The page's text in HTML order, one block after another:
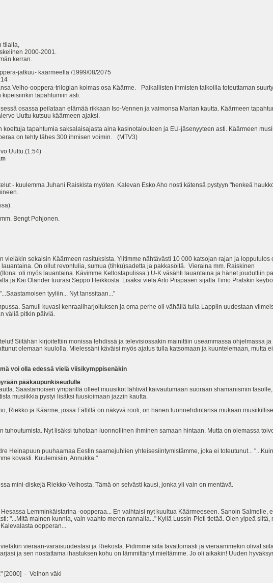
tilalla,
2000-2001.
kerran.
jatkuu- kaarmeella /1999/08/2075
Velho-ooppera-trilogian kolmas osa Käärme. Paikallisten ihmisten talkoilla toteuttaman
kipeisiinkin tapahtumiin asti.
osassa peilataan elämää rikkaan Iso-Vennen ja vaimonsa Marian kautta. Käärmeen
Uuttu kutsuu käärmeen ajaksi.
tapahtumia saksalaisajasta aina kasinotalouteen ja EU-jäsenyyteen asti. Käärmeen
on tehty lähes 300 ihmisen voimin. (MTV3)
Uuttu.(1:54)
kuulemma Juhani Raiskista myöten. Kalevan Esko Aho nosti kätensä pystyyn "henkeä
Bengt Pohjonen.
sekaisin Käärmeen rasituksista. Ylitimme nähtävästi 10 000 katsojan rajan ja lopputulos
On ollut revontulia, sumua (tihku)sadetta ja pakkasöitä. Vieraina mm. Raiskinen
oli myös lauantaina. Kävimme Kellostapulissa.) U-K väsähti lauantaina ja hänet jouduttiin
ja Kai Olander tuurasi Seppo Heikkosta. Lisäksi vielä Arto Piispasen sijalla Timo Pratskin
tyyliin... Nyt tanssitaan..."
Samuli kuvasi kenraaliharjoituksen ja oma perhe oli vähällä tulla Lappiin uudestaan
väliä pitkin päiviä.
Siitähän kirjoitettiin monissa lehdissä ja televisiossakin mainittiin useammassa ohjelmassa ja
olemaan kuulolla. Mielessäni käväisi myös ajatus tulla katsomaan ja kuuntelemaan, mutta
voi olla edessä vielä viisikymppisenäkin
pääkaupunkiseudulle
Saastamoisen ympärillä olleet muusikot lähtivät kaivautumaan suoraan shamanismin
musiikkia pystyi lisäksi fuusioimaan jazzin kautta.
Riekko ja Käärme, jossa Fältillä on näkyvä rooli, on hänen luonnehdintansa mukaan
Nyt lisäksi tuhotaan luonnollinen ihminen samaan hintaan. Mutta on olemassa
puuhaamaa Eestin saamejuhlien yhteisesiintymistämme, joka ei toteutunut...
kovasti. Kuulemisiin, Annukka."
mini-diskejä Riekko-Velhosta. Tämä on selvästi kausi, jonka yli vain on mentävä.
Lemminkäistarina -oopperaa... En vaihtaisi nyt kuultua Käärmeeseen. Sanoin Salmelle,
"...Mitä mainen kunnia, vain vaahto meren rannalla..." Kyllä Lussin-Pieti tietää. Olen ylpeä siitä,
oopperan...
vieraan-varaisuudestasi ja Riekosta. Pidimme siitä tavattomasti ja vieraammekin olivat
ja sen nostattama ihastuksen kohu on lämmittänyt mieltämme. Jo oli aikakin! Uuden
[2000] - Velhon väki